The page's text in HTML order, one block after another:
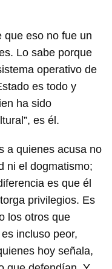
que eso no fue un
Lo sabe porque
operativo de
es todo y
ha sido
es él.
a quienes acusa no
ni el dogmatismo;
es que él
privilegios. Es
los otros que
incluso peor,
hoy señala,